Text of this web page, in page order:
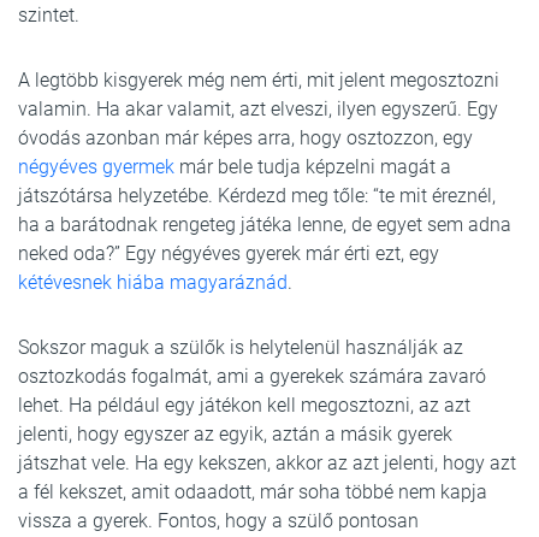
szintet.
A legtöbb kisgyerek még nem érti, mit jelent megosztozni
valamin. Ha akar valamit, azt elveszi, ilyen egyszerű. Egy
óvodás azonban már képes arra, hogy osztozzon, egy
négyéves gyermek már bele tudja képzelni magát a
játszótársa helyzetébe. Kérdezd meg tőle: “te mit éreznél,
ha a barátodnak rengeteg játéka lenne, de egyet sem adna
neked oda?” Egy négyéves gyerek már érti ezt, egy
kétévesnek hiába magyaráznád.
Sokszor maguk a szülők is helytelenül használják az
osztozkodás fogalmát, ami a gyerekek számára zavaró
lehet. Ha például egy játékon kell megosztozni, az azt
jelenti, hogy egyszer az egyik, aztán a másik gyerek
játszhat vele. Ha egy kekszen, akkor az azt jelenti, hogy azt
a fél kekszet, amit odaadott, már soha többé nem kapja
vissza a gyerek. Fontos, hogy a szülő pontosan